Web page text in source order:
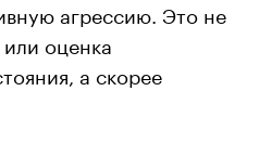
агрессию. Это не
оценка
а скорее